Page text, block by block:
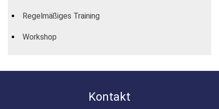
Regelmäßiges Training
Workshop
Kontakt